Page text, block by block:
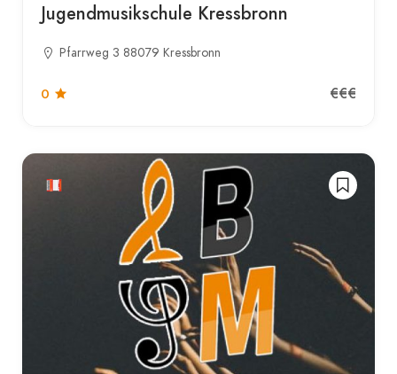
Jugendmusikschule Kressbronn
Pfarrweg 3 88079 Kressbronn
0 €€€